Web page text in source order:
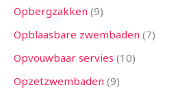
Opbergzakken 9
Opblaasbare zwembaden 7
Opvouwbaar servies 10
Opzetzwembaden 9